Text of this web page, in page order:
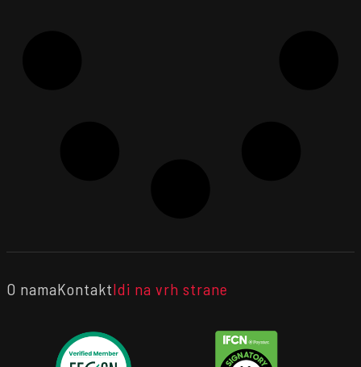
O namaKontaktIdi na vrh strane